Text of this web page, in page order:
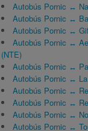
Autobús Pornic ↔
Autobús Pornic ↔
Autobús Pornic ↔
Autobús Pornic ↔
(NTE)
Autobús Pornic ↔
Autobús Pornic ↔
Autobús Pornic ↔
Autobús Pornic ↔
Autobús Pornic ↔
Autobús Pornic ↔